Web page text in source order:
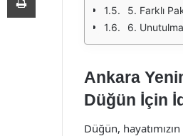
5. Farklı
6.
Ankara
Düğün İçin
Düğün,